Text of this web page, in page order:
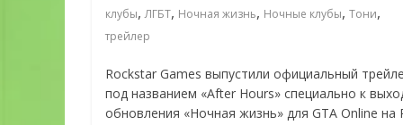
клубы,ЛГБТ, Ночная жизнь, Ночные клубы, Тони,
трейлер
Rockstar Games выпустили официальный
под названием «After Hours» специально к
обновления «Ночная жизнь» для GTA Online на